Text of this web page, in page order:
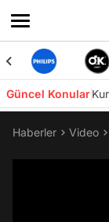
Güncel Konular
Haberler Video